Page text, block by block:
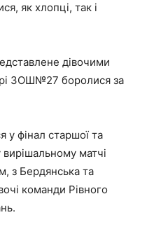
як хлопці, так і
дівочими
ЗОШ№27 боролися за
у фінал старшої та
вирішальному матчі
з Бердянська та
команди Рівного